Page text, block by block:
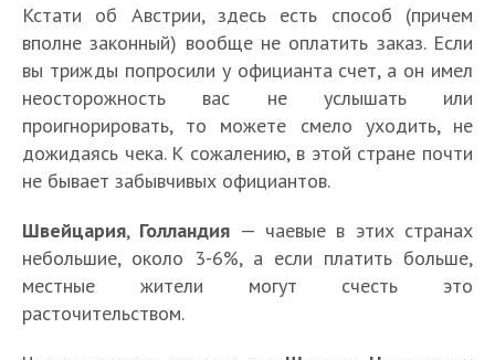
Кстати об Австрии, здесь есть способ (причем
вполне законный) вообще не оплатить заказ. Если
вы трижды попросили у официанта счет, а он имел
неосторожность вас не услышать или
проигнорировать, то можете смело уходить, не
дожидаясь чека. К сожалению, в этой стране почти
не бывает забывчивых официантов.
Швейцария, Голландия — чаевые в этих странах
небольшие, около 3-6%, а если платить больше,
местные жители могут счесть это
расточительством.